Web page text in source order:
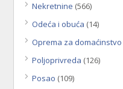
Nekretnine (566)
Odeća i obuća (14)
Oprema za domaćinstvo
Poljoprivreda (126)
Posao (109)